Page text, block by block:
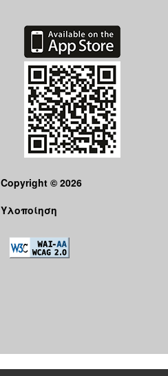
Copyright © 2026
Υλοποίηση